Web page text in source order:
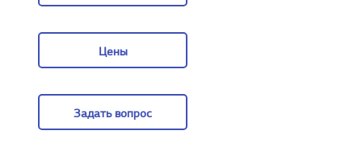
Цены
Задать вопрос